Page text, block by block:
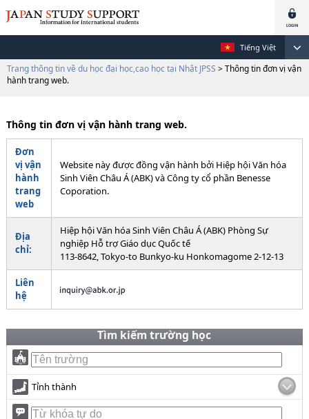
Tiếng Việt
Trang thông tin về du học đại học,cao học tại Nhật JPSS > Thông tin đơn vị vận
hành trang web.
Thông tin đơn vị vận hành trang web.
Đơn
vị vận
hành
trang
web
Website này được đồng vận hành bởi Hiệp hội Văn hóa
Sinh Viên Châu Á (ABK) và Công ty cổ phần Benesse
Coporation.
Địa
chỉ:
Hiệp hội Văn hóa Sinh Viên Châu Á (ABK) Phòng Sự
nghiệp Hỗ trợ Giáo dục Quốc tế
113-8642, Tokyo-to Bunkyo-ku Honkomagome 2-12-13
Liên
hệ
Tìm kiếm trường học
Tỉnh thành